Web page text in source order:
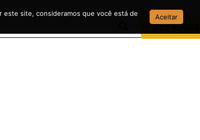
DOE AGORA
este site, consideramos que você está de
Aceitar